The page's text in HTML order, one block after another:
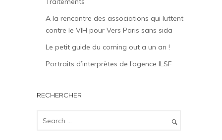
A la rencontre des associations qui luttent
contre le VIH pour Vers Paris sans sida
Le petit guide du coming out a un an !
Portraits d’interprètes de l’agence ILSF
RECHERCHER